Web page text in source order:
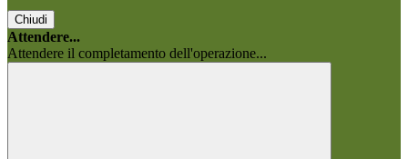
Chiudi
Attendere...
Attendere il completamento dell'operazione...